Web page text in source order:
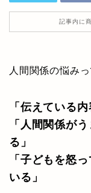
記事内に
人間関係の悩み
「伝えている
「人間関係が
る」
「子どもを怒
いる」